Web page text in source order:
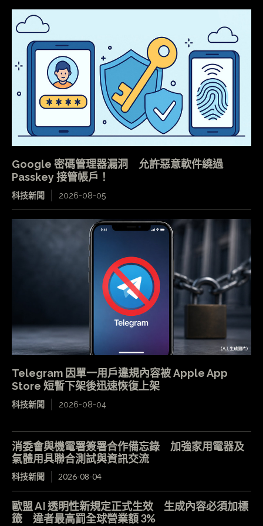
Google 密碼管理器漏洞 允許惡意軟件繞過
Passkey 接管帳戶！
科技新聞 2026-08-05
Telegram 因單一用戶違規內容被 Apple App
Store 短暫下架後迅速恢復上架
科技新聞 2026-08-04
消委會與機電署簽署合作備忘錄 加強家用電器及
氣體用具聯合測試與資訊交流
科技新聞 2026-08-04
歐盟 AI 透明性新規定正式生效 生成內容必須加標
籤 違者最高罰全球營業額 3%